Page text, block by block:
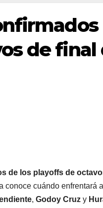
de final
de los playoffs de
conoce cuándo enfrentará a
, Godoy Cruz y